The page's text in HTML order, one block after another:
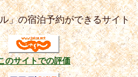
」の宿泊予約ができるサイト
のサイトでの評価